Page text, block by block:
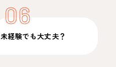
06
未経験でも大丈夫？